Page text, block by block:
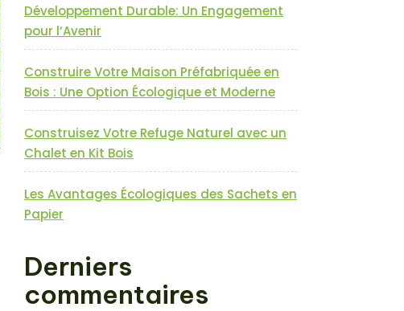
Développement Durable: Un Engagement
pour l’Avenir
Construire Votre Maison Préfabriquée en
Bois : Une Option Écologique et Moderne
Construisez Votre Refuge Naturel avec un
Chalet en Kit Bois
Les Avantages Écologiques des Sachets en
Papier
Derniers
commentaires